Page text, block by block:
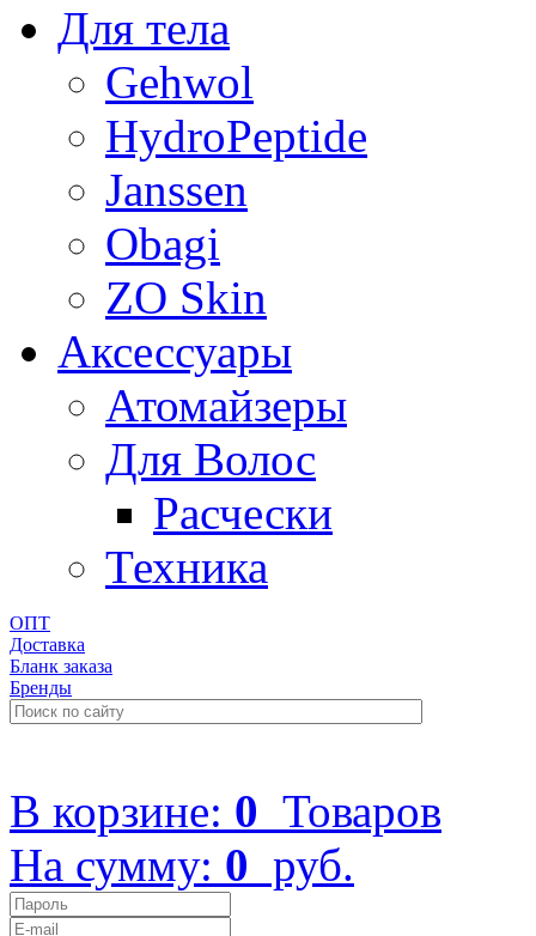
Для тела
Gehwol
HydroPeptide
Janssen
Obagi
ZO Skin
Aксессуары
Атомайзеры
Для Волос
Расчески
Техника
ОПТ
Доставка
Бланк заказа
Бренды
В корзине: 0 Товаров
На сумму: 0 руб.